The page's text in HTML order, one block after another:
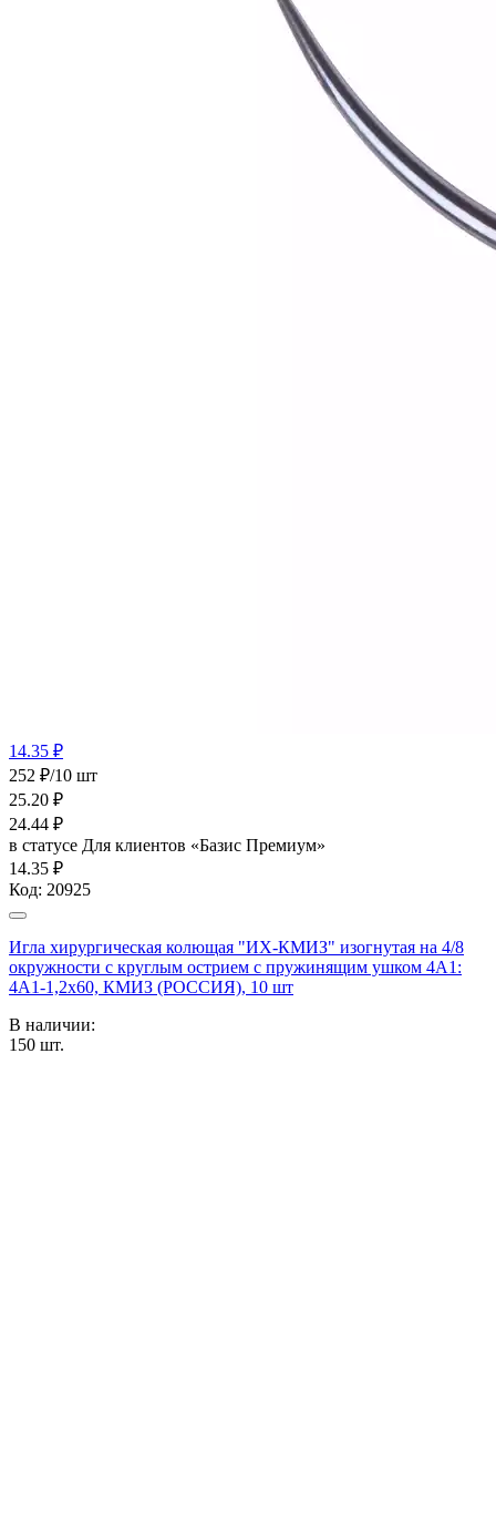
14.35 ₽
252 ₽/10 шт
25.20 ₽
24.44 ₽
в статусе Для клиентов «Базис Премиум»
14.35 ₽
Код: 20925
Игла хирургическая колющая "ИХ-КМИЗ" изогнутая на 4/8
окружности с круглым острием с пружинящим ушком 4А1:
4А1-1,2х60, КМИЗ (РОССИЯ), 10 шт
В наличии:
150 шт.